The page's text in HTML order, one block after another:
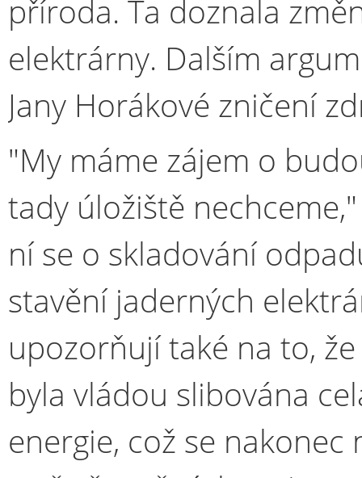
příroda. Ta doznala
elektrárny. Dalším
Jany Horákové zničení
"My máme zájem o
tady úložiště
ní se o skladování
stavění jaderných
upozorňují také na to,
byla vládou slibována
energie, což se